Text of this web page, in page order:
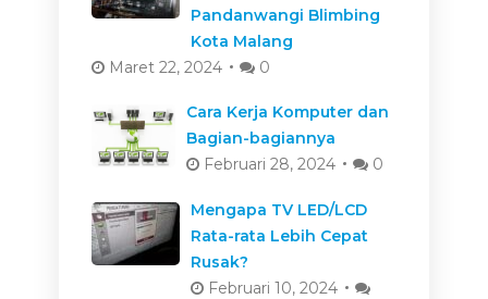
Pandanwangi Blimbing
Kota Malang
Maret 22, 2024
0
Cara Kerja Komputer dan
Bagian-bagiannya
Februari 28, 2024
0
Mengapa TV LED/LCD
Rata-rata Lebih Cepat
Rusak?
Februari 10, 2024